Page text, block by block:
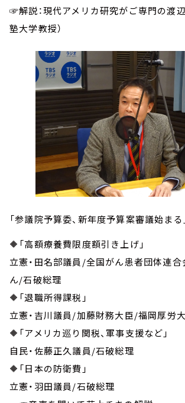
☞解説：現代アメリカ研究がご専門の渡
塾大学教授）
「参議院予算委、新年度予算案審議始まる
🔶「高額療養費限度額引き上げ」
立憲・田名部議員/全国がん患者団体連合
ん/石破総理
🔶「退職所得課税」
立憲・吉川議員/加藤財務大臣/福岡厚労
🔶「アメリカ巡り関税、軍事支援など」
自民・佐藤正久議員/石破総理
🔶「日本の防衛費」
立憲・羽田議員/石破総理